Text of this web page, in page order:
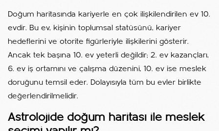
Doğum haritasında kariyerle en çok ilişkilendirilen ev 10.
evdir. Bu ev, kişinin toplumsal statüsünü, kariyer
hedeflerini ve otorite figürleriyle ilişkilerini gösterir.
Ancak tek başına 10. ev yeterli değildir; 2. ev kazançları,
6. ev iş ortamını ve çalışma düzenini, 10. ev ise meslek
doruğunu temsil eder. Dolayısıyla tüm bu evler birlikte
değerlendirilmelidir.
Astrolojide doğum haritası ile meslek